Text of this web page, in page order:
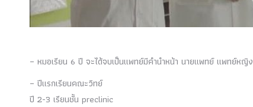
– หมอเรียน 6 ปี จะได้จบเป็นแพทย์มีคำนำหน้า นายแพทย์ แพทย์หญิง
– ปีแรกเรียนคณะวิทย์
ปี 2-3 เรียนชั้น preclinic